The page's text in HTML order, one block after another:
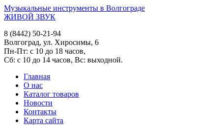
Музыкальные инструменты в Волгограде
ЖИВОЙ ЗВУК
8 (8442) 50-21-94
Волгоград, ул. Хиросимы, 6
Пн-Пт: с 10 до 18 часов,
Сб: с 10 до 14 часов, Вс: выходной.
Главная
О нас
Каталог товаров
Новости
Контакты
Карта сайта